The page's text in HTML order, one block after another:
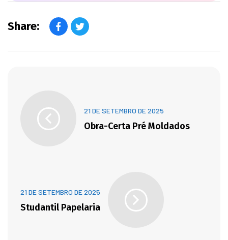
Share:
21 DE SETEMBRO DE 2025
Obra-Certa Pré Moldados
21 DE SETEMBRO DE 2025
Studantil Papelaria